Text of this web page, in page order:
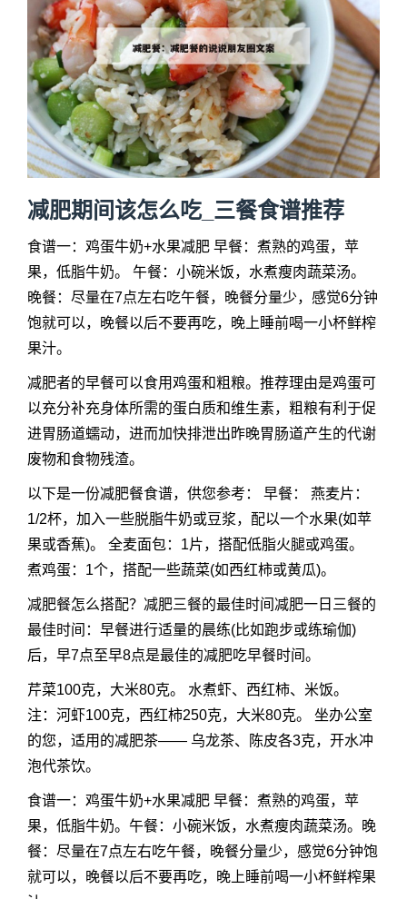
减肥期间该怎么吃_三餐食谱推荐
食谱一：鸡蛋牛奶+水果减肥 早餐：煮熟的鸡蛋，苹
果，低脂牛奶。 午餐：小碗米饭，水煮瘦肉蔬菜汤。
晚餐：尽量在7点左右吃午餐，晚餐分量少，感觉6分钟
饱就可以，晚餐以后不要再吃，晚上睡前喝一小杯鲜榨
果汁。
减肥者的早餐可以食用鸡蛋和粗粮。推荐理由是鸡蛋可
以充分补充身体所需的蛋白质和维生素，粗粮有利于促
进胃肠道蠕动，进而加快排泄出昨晚胃肠道产生的代谢
废物和食物残渣。
以下是一份减肥餐食谱，供您参考： 早餐： 燕麦片：
1/2杯，加入一些脱脂牛奶或豆浆，配以一个水果(如苹
果或香蕉)。 全麦面包：1片，搭配低脂火腿或鸡蛋。
煮鸡蛋：1个，搭配一些蔬菜(如西红柿或黄瓜)。
减肥餐怎么搭配？减肥三餐的最佳时间减肥一日三餐的
最佳时间：早餐进行适量的晨练(比如跑步或练瑜伽)
后，早7点至早8点是最佳的减肥吃早餐时间。
芹菜100克，大米80克。 水煮虾、西红柿、米饭。
注：河虾100克，西红柿250克，大米80克。 坐办公室
的您，适用的减肥茶—— 乌龙茶、陈皮各3克，开水冲
泡代茶饮。
食谱一：鸡蛋牛奶+水果减肥 早餐：煮熟的鸡蛋，苹
果，低脂牛奶。午餐：小碗米饭，水煮瘦肉蔬菜汤。晚
餐：尽量在7点左右吃午餐，晚餐分量少，感觉6分钟饱
就可以，晚餐以后不要再吃，晚上睡前喝一小杯鲜榨果